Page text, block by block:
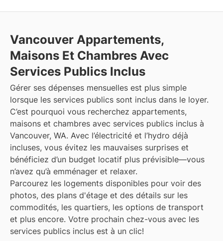
Vancouver Appartements,
Maisons Et Chambres Avec
Services Publics Inclus
Gérer ses dépenses mensuelles est plus simple
lorsque les services publics sont inclus dans le loyer.
C’est pourquoi vous recherchez appartements,
maisons et chambres avec services publics inclus à
Vancouver, WA. Avec l’électricité et l’hydro déjà
incluses, vous évitez les mauvaises surprises et
bénéficiez d’un budget locatif plus prévisible—vous
n’avez qu’à emménager et relaxer.
Parcourez les logements disponibles pour voir des
photos, des plans d'étage et des détails sur les
commodités, les quartiers, les options de transport
et plus encore. Votre prochain chez-vous avec les
services publics inclus est à un clic!